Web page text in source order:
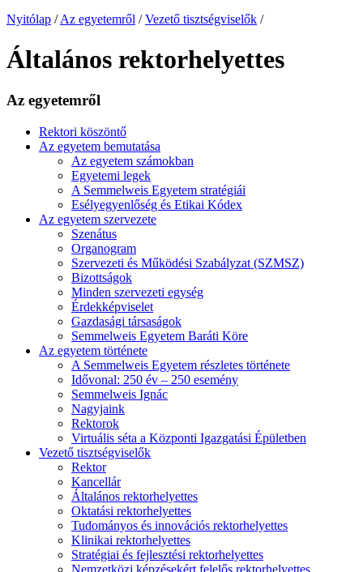
Nyitólap / Az egyetemről / Vezető tisztségviselők /
Általános rektorhelyettes
Az egyetemről
Rektori köszöntő
Az egyetem bemutatása
Az egyetem számokban
Egyetemi legek
A Semmelweis Egyetem stratégiái
Esélyegyenlőség és Etikai Kódex
Az egyetem szervezete
Szenátus
Organogram
Szervezeti és Működési Szabályzat (SZMSZ)
Bizottságok
Minden szervezeti egység
Érdekképviselet
Gazdasági társaságok
Semmelweis Egyetem Baráti Köre
Az egyetem története
A Semmelweis Egyetem részletes története
Idővonal: 250 év – 250 esemény
Semmelweis Ignác
Nagyjaink
Rektorok
Virtuális séta a Központi Igazgatási Épületben
Vezető tisztségviselők
Rektor
Kancellár
Általános rektorhelyettes
Oktatási rektorhelyettes
Tudományos és innovációs rektorhelyettes
Klinikai rektorhelyettes
Stratégiai és fejlesztési rektorhelyettes
Nemzetközi képzésekért felelős rektorhelyettes